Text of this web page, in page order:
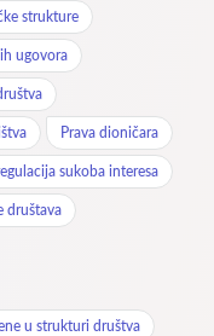
strukture
ugovora
Prava dioničara
sukoba interesa
društava
u strukturi društva